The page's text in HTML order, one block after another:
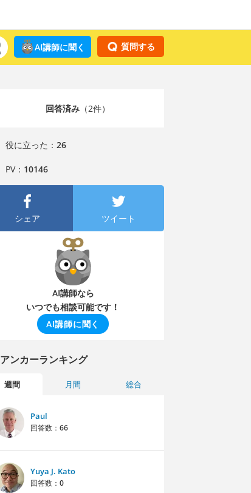
質問する
AI講師に聞く
回答済み（2件）
役に立った： 26
PV： 10146
シェア ツイート
AI講師なら
いつでも相談可能です！
AI講師に聞く
アンカーランキング
週間 月間 総合
Paul
回答数： 66
Yuya J. Kato
回答数： 0